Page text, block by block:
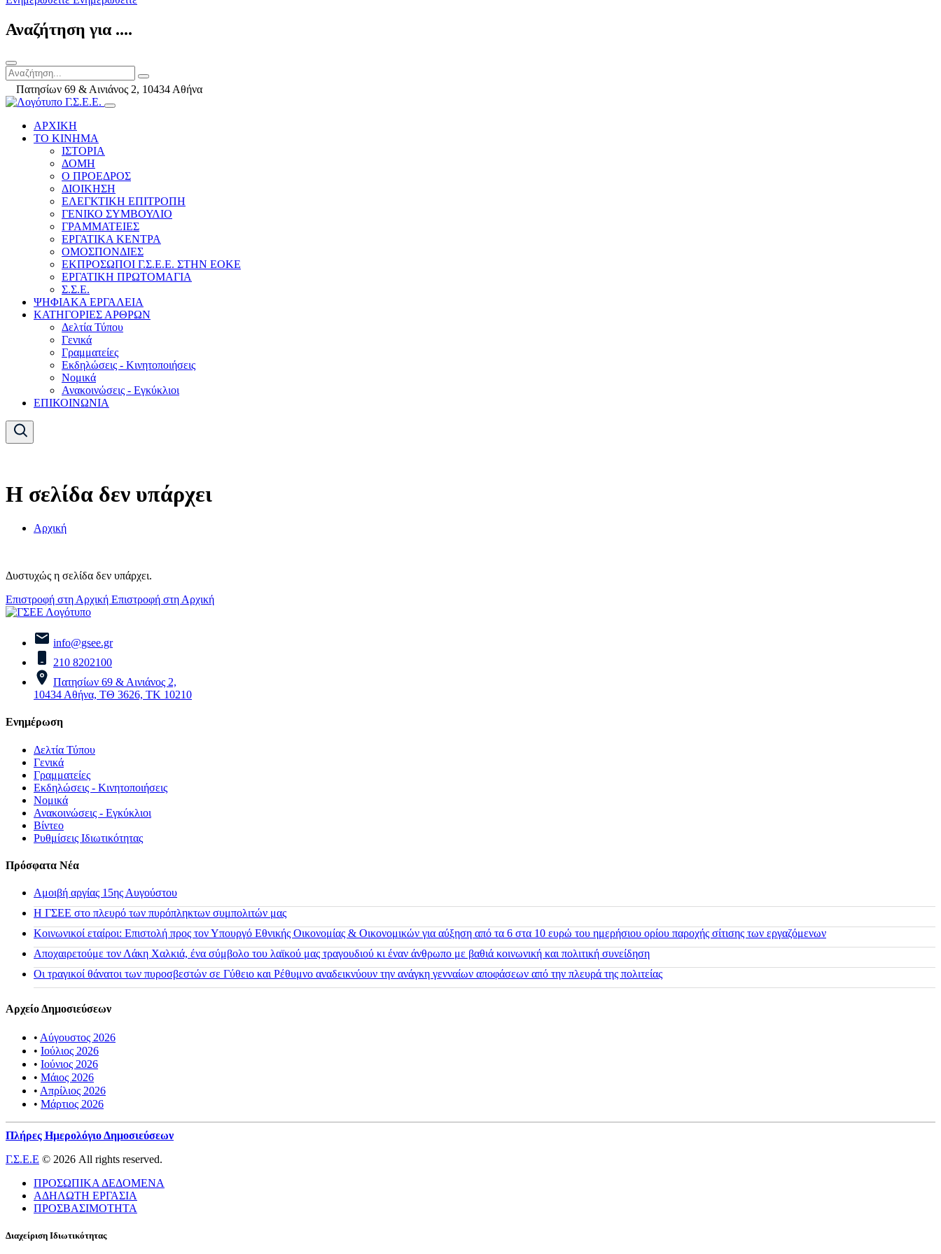
Αναζήτηση για ....
Πατησίων 69 & Αινιάνος 2, 10434 Αθήνα
ΑΡΧΙΚΗ
ΤΟ ΚΙΝΗΜΑ
ΙΣΤΟΡΙΑ
ΔΟΜΗ
Ο ΠΡΟΕΔΡΟΣ
ΔΙΟΙΚΗΣΗ
ΕΛΕΓΚΤΙΚΗ ΕΠΙΤΡΟΠΗ
ΓΕΝΙΚΟ ΣΥΜΒΟΥΛΙΟ
ΓΡΑΜΜΑΤΕΙΕΣ
ΕΡΓΑΤΙΚΑ ΚΕΝΤΡΑ
ΟΜΟΣΠΟΝΔΙΕΣ
ΕΚΠΡΟΣΩΠΟΙ Γ.Σ.Ε.Ε. ΣΤΗΝ ΕΟΚΕ
ΕΡΓΑΤΙΚΗ ΠΡΩΤΟΜΑΓΙΑ
Σ.Σ.Ε.
ΨΗΦΙΑΚΑ ΕΡΓΑΛΕΙΑ
ΚΑΤΗΓΟΡΙΕΣ ΑΡΘΡΩΝ
Δελτία Τύπου
Γενικά
Γραμματείες
Εκδηλώσεις - Κινητοποιήσεις
Νομικά
Ανακοινώσεις - Εγκύκλιοι
ΕΠΙΚΟΙΝΩΝΙΑ
Η σελίδα δεν υπάρχει
Αρχική
Δυστυχώς η σελίδα δεν υπάρχει.
Επιστροφή στη Αρχική Επιστροφή στη Αρχική
info@gsee.gr
210 8202100
Πατησίων 69 & Αινιάνος 2,
10434 Αθήνα, ΤΘ 3626, ΤΚ 10210
Ενημέρωση
Δελτία Τύπου
Γενικά
Γραμματείες
Εκδηλώσεις - Κινητοποιήσεις
Νομικά
Ανακοινώσεις - Εγκύκλιοι
Βίντεο
Ρυθμίσεις Ιδιωτικότητας
Πρόσφατα Νέα
Αμοιβή αργίας 15ης Αυγούστου
H ΓΣΕΕ στο πλευρό των πυρόπληκτων συμπολιτών μας
Κοινωνικοί εταίροι: Επιστολή προς τον Υπουργό Εθνικής Οικονομίας & Οικονομικών για αύξηση από τα 6 στα 10 ευρώ του ημερήσιου ορίου παροχής σίτισης των εργαζόμενων
Αποχαιρετούμε τον Λάκη Χαλκιά, ένα σύμβολο του λαϊκού μας τραγουδιού κι έναν άνθρωπο με βαθιά κοινωνική και πολιτική συνείδηση
Οι τραγικοί θάνατοι των πυροσβεστών σε Γύθειο και Ρέθυμνο αναδεικνύουν την ανάγκη γενναίων αποφάσεων από την πλευρά της πολιτείας
Αρχείο Δημοσιεύσεων
• Αύγουστος 2026
• Ιούλιος 2026
• Ιούνιος 2026
• Μάιος 2026
• Απρίλιος 2026
• Μάρτιος 2026
Πλήρες Ημερολόγιο Δημοσιεύσεων
Γ.Σ.Ε.Ε © 2026 All rights reserved.
ΠΡΟΣΩΠΙΚΑ ΔΕΔΟΜΕΝΑ
ΑΔΗΛΩΤΗ ΕΡΓΑΣΙΑ
ΠΡΟΣΒΑΣΙΜΟΤΗΤΑ
Διαχείριση Ιδιωτικότητας